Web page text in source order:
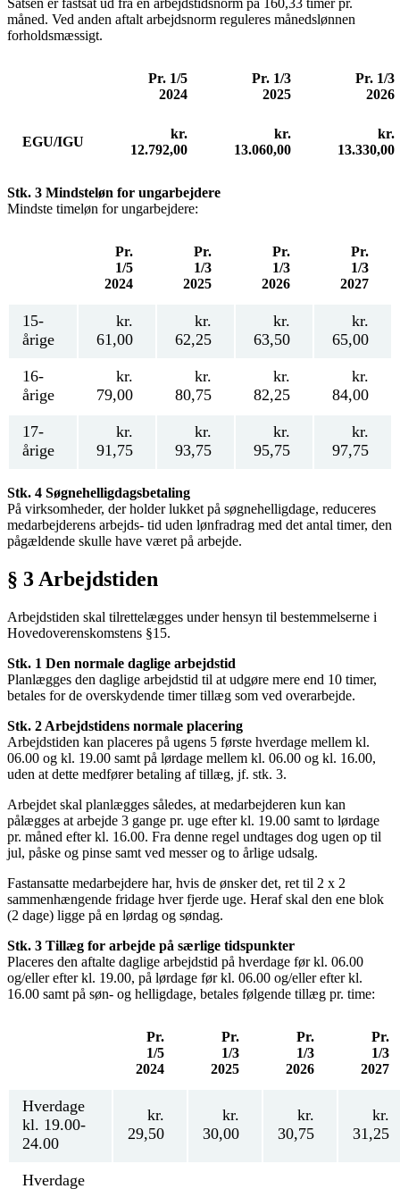
Satsen er fastsat ud fra en arbejdstidsnorm på 160,33 timer pr.
måned. Ved anden aftalt arbejdsnorm reguleres månedslønnen
forholdsmæssigt.
Pr. 1/5
2024
Pr. 1/3
2025
Pr. 1/3
2026
EGU/IGU
kr.
12.792,00
kr.
13.060,00
kr.
13.330,00
Stk. 3 Mindsteløn for ungarbejdere
Mindste timeløn for ungarbejdere:
Pr.
1/5
2024
Pr.
1/3
2025
Pr.
1/3
2026
Pr.
1/3
2027
15-
årige
kr.
61,00
kr.
62,25
kr.
63,50
kr.
65,00
16-
årige
kr.
79,00
kr.
80,75
kr.
82,25
kr.
84,00
17-
årige
kr.
91,75
kr.
93,75
kr.
95,75
kr.
97,75
Stk. 4 Søgnehelligdagsbetaling
På virksomheder, der holder lukket på søgnehelligdage, reduceres
medarbejderens arbejds- tid uden lønfradrag med det antal timer, den
pågældende skulle have været på arbejde.
§ 3 Arbejdstiden
Arbejdstiden skal tilrettelægges under hensyn til bestemmelserne i
Hovedoverenskomstens §15.
Stk. 1 Den normale daglige arbejdstid
Planlægges den daglige arbejdstid til at udgøre mere end 10 timer,
betales for de overskydende timer tillæg som ved overarbejde.
Stk. 2 Arbejdstidens normale placering
Arbejdstiden kan placeres på ugens 5 første hverdage mellem kl.
06.00 og kl. 19.00 samt på lørdage mellem kl. 06.00 og kl. 16.00,
uden at dette medfører betaling af tillæg, jf. stk. 3.
Arbejdet skal planlægges således, at medarbejderen kun kan
pålægges at arbejde 3 gange pr. uge efter kl. 19.00 samt to lørdage
pr. måned efter kl. 16.00. Fra denne regel undtages dog ugen op til
jul, påske og pinse samt ved messer og to årlige udsalg.
Fastansatte medarbejdere har, hvis de ønsker det, ret til 2 x 2
sammenhængende fridage hver fjerde uge. Heraf skal den ene blok
(2 dage) ligge på en lørdag og søndag.
Stk. 3 Tillæg for arbejde på særlige tidspunkter
Placeres den aftalte daglige arbejdstid på hverdage før kl. 06.00
og/eller efter kl. 19.00, på lørdage før kl. 06.00 og/eller efter kl.
16.00 samt på søn- og helligdage, betales følgende tillæg pr. time:
Pr.
1/5
2024
Pr.
1/3
2025
Pr.
1/3
2026
Pr.
1/3
2027
Hverdage
kl. 19.00-
24.00
kr.
29,50
kr.
30,00
kr.
30,75
kr.
31,25
Hverdage